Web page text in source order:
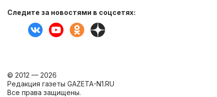
Следите за новостями в соцсетях:
© 2012 — 2026
Редакция газеты GAZETA-N1.RU
Все права защищены.